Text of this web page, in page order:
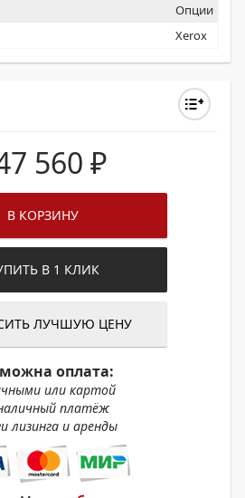
Опции
Xerox
560 ₽
В КОРЗИНУ
В 1 КЛИК
ЛУЧШУЮ ЦЕНУ
оплата:
или картой
платёж
лизинга и аренды